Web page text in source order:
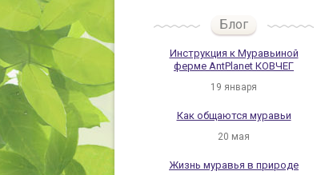
Блог
Инструкция к Муравьиной
ферме AntPlanet КОВЧЕГ
19 января
Как общаются муравьи
20 мая
Жизнь муравья в природе